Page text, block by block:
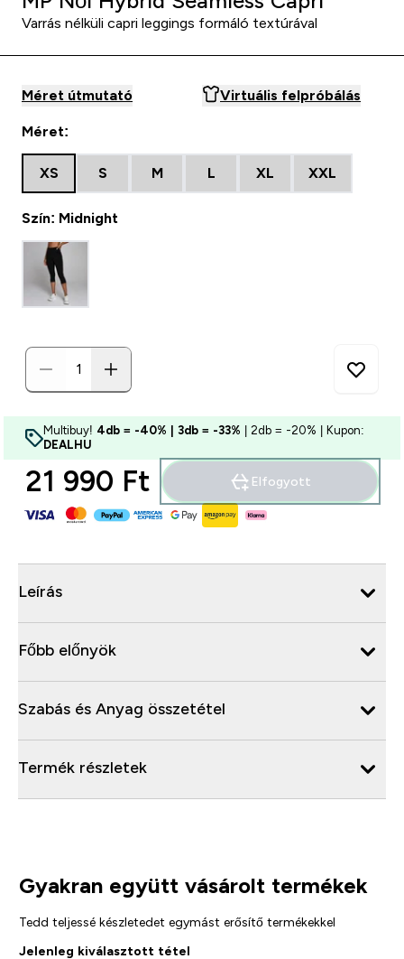
Varrás nélküli capri leggings formáló textúrával
Méret útmutató Virtuális felpróbálás
Méret:
XS S M L XL XXL
Szín: Midnight
Multibuy! 4db = -40% | 3db = -33% | 2db = -20% | Kupon:
DEALHU
21 990 Ft‎ Elfogyott
Leírás
Főbb előnyök
Szabás és Anyag összetétel
Termék részletek
Gyakran együtt vásárolt termékek
Tedd teljessé készletedet egymást erősítő termékekkel
Jelenleg kiválasztott tétel